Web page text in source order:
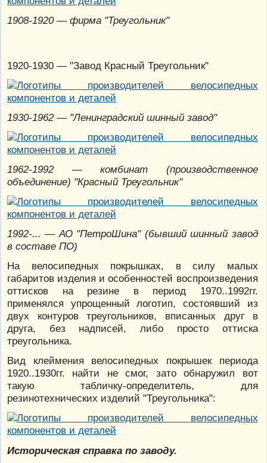
1908-1920 — фирма "Треугольник"
1920-1930 — "Завод Красный Треугольник"
1930-1962 — "Ленинградский шинный завод"
1962-1992 — комбинат (производственное
объединение) "Красный Треугольник"
1992-... — АО "ПетроШина" (бывший шинный завод
в составе ПО)
На велосипедных покрышках, в силу малых
габаритов изделия и особенностей воспроизведения
оттисков на резине в период 1970..1992гг.
применялся упрощенный логотип, состоявший из
двух контуров треугольников, вписанных друг в
друга, без надписей, либо просто оттиска
треугольника.
Вид клеймения велосипедных покрышек периода
1920..1930гг. найти не смог, зато обнаружил вот
такую табличку-определитель, для
резинотехнических изделий "Треугольника":
Историческая справка по заводу.